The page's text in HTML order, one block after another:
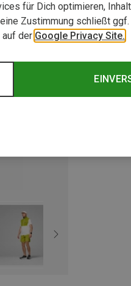
für Dich optimieren,
Zustimmung schließt
auf der Google Privacy Site.